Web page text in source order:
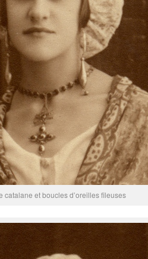
catalane et boucles d’oreilles fileuses